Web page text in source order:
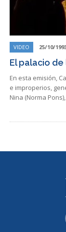
VIDEO 25/10/
El palacio de
En esta emisión,
e improperios,
Nina (Norma